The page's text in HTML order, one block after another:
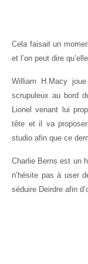
Cela faisait un
et l’on peut dire
William H.Macy
scrupuleux au bord
Lionel venant lui
tête et il va
studio afin que ce
Charlie Berns est un
n’hésite pas à user
séduire Deirdre afin